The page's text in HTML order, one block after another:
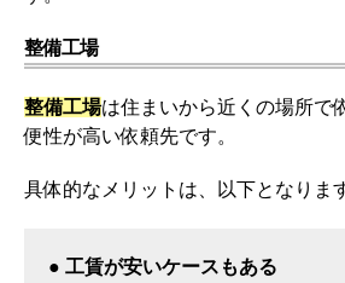
整備工場
整備工場は住まいから近くの場所で
便性が高い依頼先です。
具体的なメリットは、以下となりま
● 工賃が安いケースもある